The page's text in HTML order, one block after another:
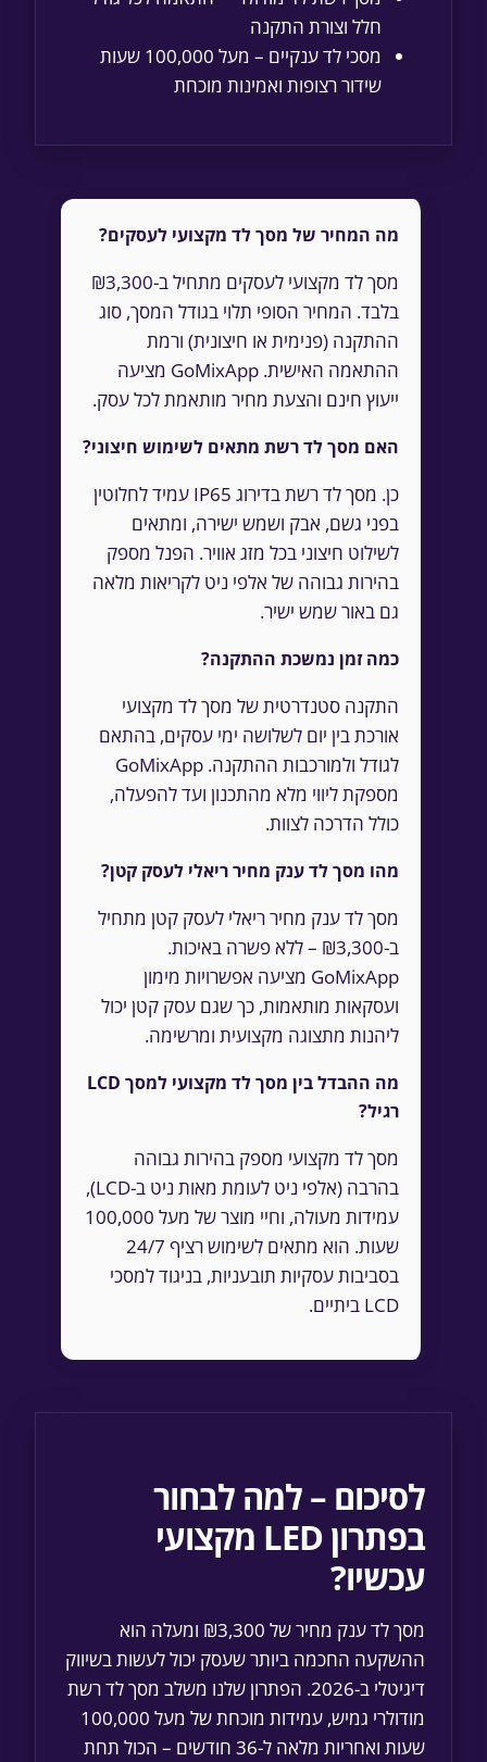
חלל וצורת התקנה
מסכי לד ענקיים – מעל 100,000 שעות
שידור רצופות ואמינות מוכחת
מה המחיר של מסך לד מקצועי לעסקים?
מסך לד מקצועי לעסקים מתחיל ב-₪3,300
בלבד. המחיר הסופי תלוי בגודל המסך, סוג
ההתקנה (פנימית או חיצונית) ורמת
ההתאמה האישית. GoMixApp מציעה
ייעוץ חינם והצעת מחיר מותאמת לכל עסק.
האם מסך לד רשת מתאים לשימוש חיצוני?
כן. מסך לד רשת בדירוג IP65 עמיד לחלוטין
בפני גשם, אבק ושמש ישירה, ומתאים
לשילוט חיצוני בכל מזג אוויר. הפנל מספק
בהירות גבוהה של אלפי ניט לקריאות מלאה
גם באור שמש ישיר.
כמה זמן נמשכת ההתקנה?
התקנה סטנדרטית של מסך לד מקצועי
אורכת בין יום לשלושה ימי עסקים, בהתאם
לגודל ולמורכבות ההתקנה. GoMixApp
מספקת ליווי מלא מהתכנון ועד להפעלה,
כולל הדרכה לצוות.
מהו מסך לד ענק מחיר ריאלי לעסק קטן?
מסך לד ענק מחיר ריאלי לעסק קטן מתחיל
ב-₪3,300 – ללא פשרה באיכות.
GoMixApp מציעה אפשרויות מימון
ועסקאות מותאמות, כך שגם עסק קטן יכול
ליהנות מתצוגה מקצועית ומרשימה.
מה ההבדל בין מסך לד מקצועי למסך LCD
רגיל?
מסך לד מקצועי מספק בהירות גבוהה
בהרבה (אלפי ניט לעומת מאות ניט ב-LCD),
עמידות מעולה, וחיי מוצר של מעל 100,000
שעות. הוא מתאים לשימוש רציף 24/7
בסביבות עסקיות תובעניות, בניגוד למסכי
LCD ביתיים.
לסיכום – למה לבחור
בפתרון LED מקצועי
עכשיו?
מסך לד ענק מחיר של ₪3,300 ומעלה הוא
ההשקעה החכמה ביותר שעסק יכול לעשות בשיווק
דיגיטלי ב-2026. הפתרון שלנו משלב מסך לד רשת
מודולרי גמיש, עמידות מוכחת של מעל 100,000
שעות ואחריות מלאה ל-36 חודשים – הכול תחת